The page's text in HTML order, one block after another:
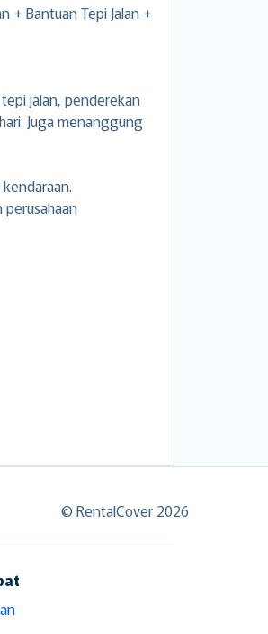
+ Bantuan Tepi Jalan +
jalan, penderekan
Juga menanggung
© RentalCover 2026